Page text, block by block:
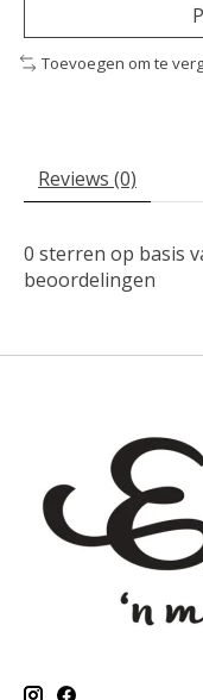
Toevoegen om te
Reviews (0)
0 sterren op basis
beoordelingen